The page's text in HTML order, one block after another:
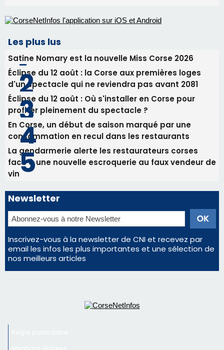
consommation en recul dans les restaurants
face à une nouvelle escroquerie au faux vendeur de
vin
Newsletter
Inscrivez-vous à la newsletter de CNI et recevez par
email les infos les plus importantes et une sélection de
nos meilleurs articles
Régie publicitaire
Nous contacter
© 2026 corsenetinfos